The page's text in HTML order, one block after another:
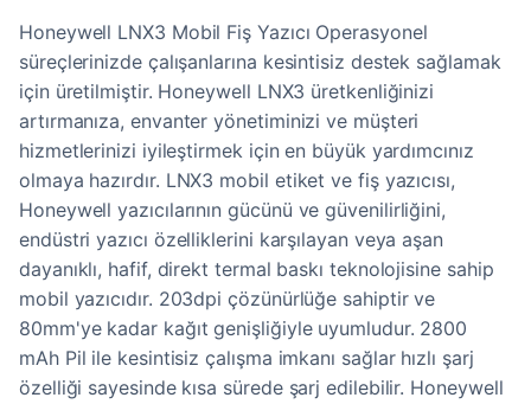
Honeywell LNX3 Mobil Fiş Yazıcı Operasyonel
süreçlerinizde çalışanlarına kesintisiz destek sağlamak
için üretilmiştir. Honeywell LNX3 üretkenliğinizi
artırmanıza, envanter yönetiminizi ve müşteri
hizmetlerinizi iyileştirmek için en büyük yardımcınız
olmaya hazırdır. LNX3 mobil etiket ve fiş yazıcısı,
Honeywell yazıcılarının gücünü ve güvenilirliğini,
endüstri yazıcı özelliklerini karşılayan veya aşan
dayanıklı, hafif, direkt termal baskı teknolojisine sahip
mobil yazıcıdır. 203dpi çözünürlüğe sahiptir ve
80mm'ye kadar kağıt genişliğiyle uyumludur. 2800
mAh Pil ile kesintisiz çalışma imkanı sağlar hızlı şarj
özelliği sayesinde kısa sürede şarj edilebilir. Honeywell